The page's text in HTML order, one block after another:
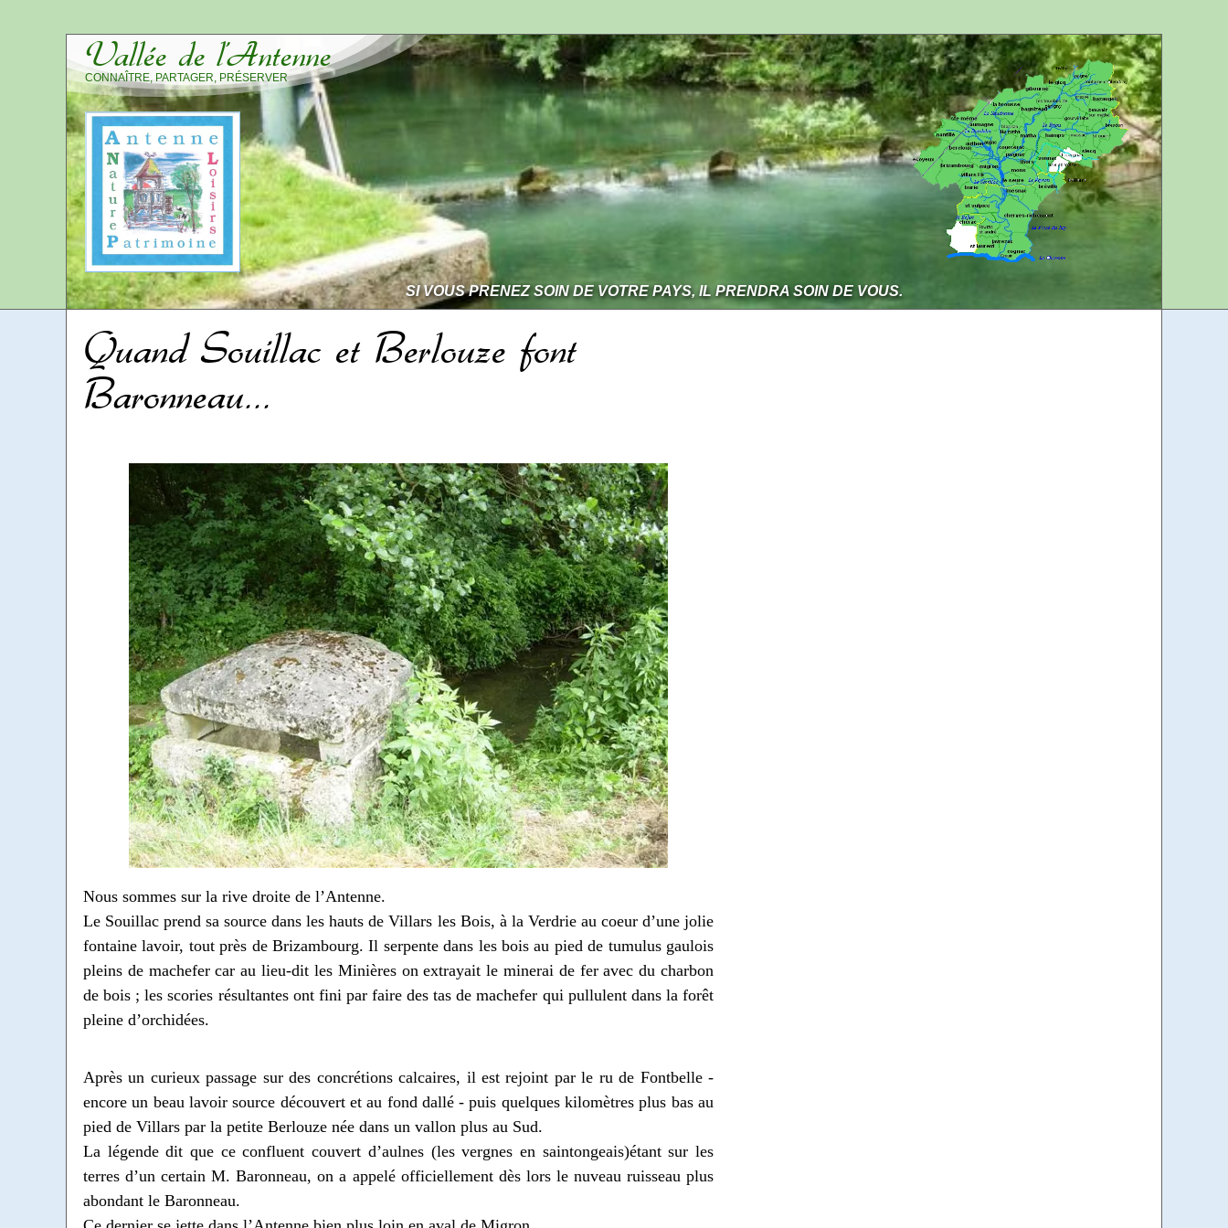
Vallée de l’Antenne
CONNAÎTRE, PARTAGER, PRÉSERVER
SI VOUS PRENEZ SOIN DE VOTRE PAYS, IL PRENDRA SOIN DE VOUS.
Quand Souillac et Berlouze font
Baronneau...
Nous sommes sur la rive droite de l’Antenne.
Le Souillac prend sa source dans les hauts de Villars les Bois, à la Verdrie au coeur d’une jolie
fontaine lavoir, tout près de Brizambourg. Il serpente dans les bois au pied de tumulus gaulois
pleins de machefer car au lieu-dit les Minières on extrayait le minerai de fer avec du charbon
de bois ; les scories résultantes ont fini par faire des tas de machefer qui pullulent dans la forêt
pleine d’orchidées.
Après un curieux passage sur des concrétions calcaires, il est rejoint par le ru de Fontbelle -
encore un beau lavoir source découvert et au fond dallé - puis quelques kilomètres plus bas au
pied de Villars par la petite Berlouze née dans un vallon plus au Sud.
La légende dit que ce confluent couvert d’aulnes (les vergnes en saintongeais)étant sur les
terres d’un certain M. Baronneau, on a appelé officiellement dès lors le nuveau ruisseau plus
abondant le Baronneau.